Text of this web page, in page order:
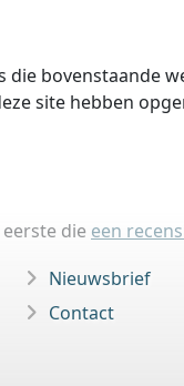
die bovenstaande
site hebben
die een
Nieuwsbrief
Contact